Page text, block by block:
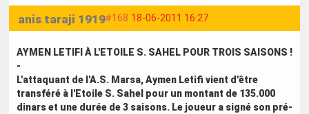
#168 18-06-2011 16:27
anis taraji 1919
AYMEN LETIFI À L'ETOILE S. SAHEL POUR TROIS SAISONS !
-
L'attaquant de l'A.S. Marsa, Aymen Letifi vient d'être
transféré à l'Etoile S. Sahel pour un montant de 135.000
dinars et une durée de 3 saisons. Le joueur a signé son pré-